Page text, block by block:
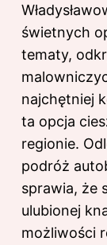
świetnych
tematy,
najchętniej
ta opcja
regionie.
podróż
sprawia, że
ulubionej
możliwości